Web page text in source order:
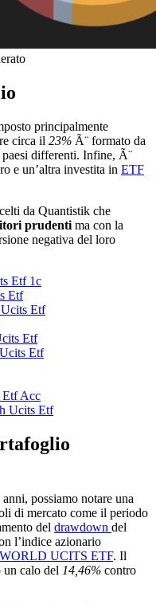
principalmente
circa il 23% Ã¨ formato da
differenti. Infine, Ã¨
e un’altra investita in ETF
da Quantistik che
prudenti ma con la
negativa del loro
Etf 1c
Etf
Etf
Etf
Etf
Etf Acc
Ucits Etf
possiamo notare una
di mercato come il periodo
del drawdown del
l’indice azionario
UCITS ETF. Il
calo del 14,46% contro